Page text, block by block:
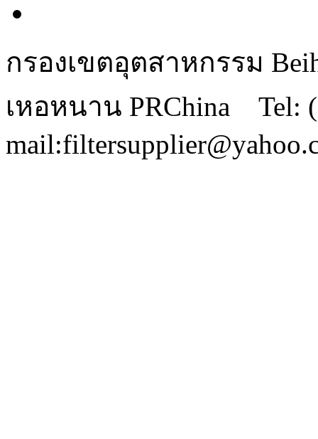
กรองเขตอุตสาหกรรม
เหอหนาน PRChina Tel: